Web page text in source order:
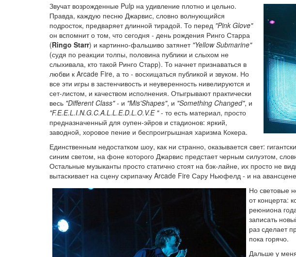
Звучат возрожденные Pulp на удивление плотно и цельно.
Правда, каждую песню Джарвис, словно волнующийся
подросток, предваряет длинной тирадой. То перед "Pink Glove"
он вспомнит о том, что сегодня - день рождения Ринго Старра
(Ringo Starr) и картинно-фальшиво затянет "Yellow Submarine"
(судя по реакции толпы, половина публики и слыхом не
слыхивала, кто такой Ринго Старр). То начнет признаваться в
любви к Arcade Fire, а то - восхищаться публикой и звуком. Но
все эти игры в застенчивость и неуверенность нивелируются и
сет-листом, и качеством исполнения. Отыгрывают практически
весь "Different Class"- и "Mis'Shapes", и "Something Changed", и
"F.E.E.L.I.N.G.C.A.L.L.E.D.L.O.V.E "- то есть материал, просто
предназначенный для оупен-эйров и стадионов: яркий,
заводной, хоровое пение и беспроигрышная харизма Кокера.
Единственным недостатком шоу, как ни странно, оказывается свет:
синим светом, на фоне которого Джарвис предстает черным силуэтом,
Остальные музыканты просто статично стоят на бэк-лайне, их просто не
вытаскивает на сцену скрипачку Arcade Fire Сару Ньюфелд - и на
Но световые
от концерта:
реюниона
записать
раз сделает
пока горячо.
Дальше у